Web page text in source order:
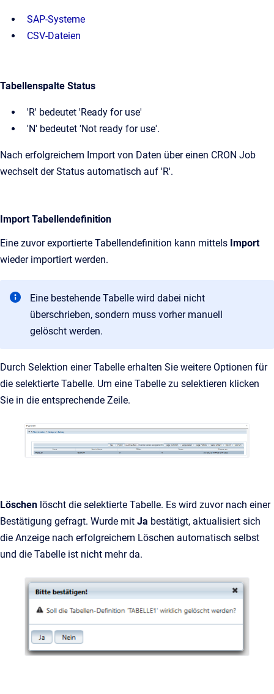
SAP-Systeme
CSV-Dateien
Tabellenspalte Status
'R' bedeutet 'Ready for use'
'N' bedeutet 'Not ready for use'.
Nach erfolgreichem Import von Daten über einen CRON Job
wechselt der Status automatisch auf 'R'.
Import Tabellendefinition
Eine zuvor exportierte Tabellendefinition kann mittels Import
wieder importiert werden.
Eine bestehende Tabelle wird dabei nicht
überschrieben, sondern muss vorher manuell
gelöscht werden.
Durch Selektion einer Tabelle erhalten Sie weitere Optionen für
die selektierte Tabelle. Um eine Tabelle zu selektieren klicken
Sie in die entsprechende Zeile.
Löschen löscht die selektierte Tabelle. Es wird zuvor nach einer
Bestätigung gefragt. Wurde mit Ja bestätigt, aktualisiert sich
die Anzeige nach erfolgreichem Löschen automatisch selbst
und die Tabelle ist nicht mehr da.